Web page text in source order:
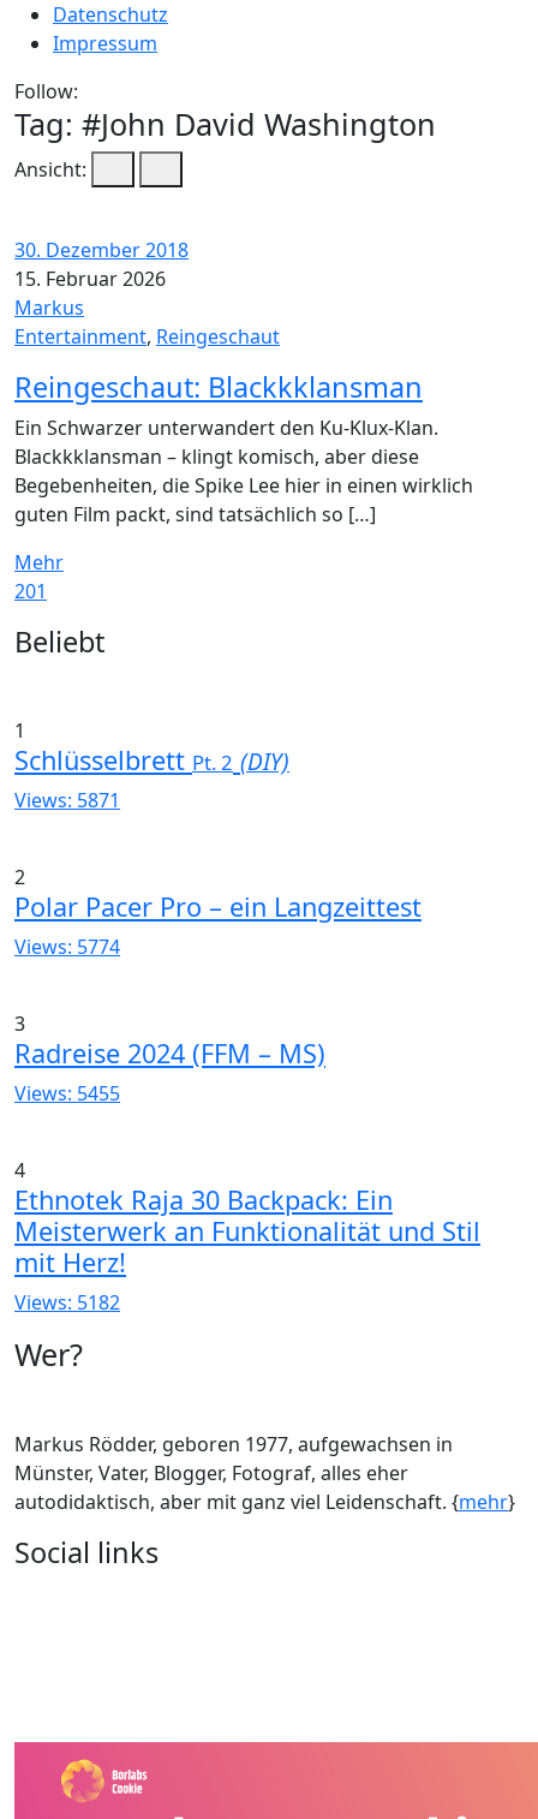
Datenschutz
Impressum
Follow:
Tag: #John David Washington
Ansicht:
30. Dezember 2018
15. Februar 2026
Markus
Entertainment, Reingeschaut
Reingeschaut: Blackkklansman
Ein Schwarzer unterwandert den Ku-Klux-Klan.
Blackkklansman – klingt komisch, aber diese
Begebenheiten, die Spike Lee hier in einen wirklich
guten Film packt, sind tatsächlich so […]
Mehr
201
Widgets
Beliebt
1
Schlüsselbrett Pt. 2 (DIY)
Views: 5871
2
Polar Pacer Pro – ein Langzeittest
Views: 5774
3
Radreise 2024 (FFM – MS)
Views: 5455
4
Ethnotek Raja 30 Backpack: Ein
Meisterwerk an Funktionalität und Stil
mit Herz!
Views: 5182
Wer?
Markus Rödder, geboren 1977, aufgewachsen in
Münster, Vater, Blogger, Fotograf, alles eher
autodidaktisch, aber mit ganz viel Leidenschaft. {mehr}
Social links